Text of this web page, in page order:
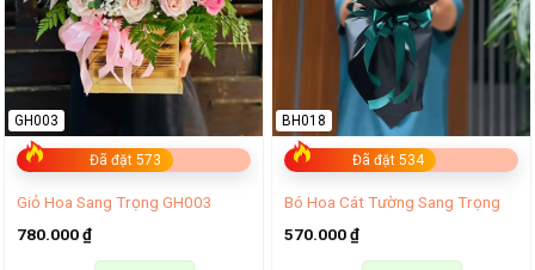
Đã đặt 573
GH003
Giỏ Hoa Sang Trọng GH003
780.000₫
Đã đặt 534
BH018
Bó Hoa Cát Tường Sang Trọng
570.000₫